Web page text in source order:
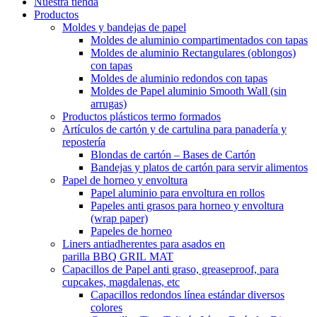
Productos
Moldes y bandejas de papel
Moldes de aluminio compartimentados con tapas
Moldes de aluminio Rectangulares (oblongos)
con tapas
Moldes de aluminio redondos con tapas
Moldes de Papel aluminio Smooth Wall (sin
arrugas)
Productos plásticos termo formados
Artículos de cartón y de cartulina para panadería y
repostería
Blondas de cartón – Bases de Cartón
Bandejas y platos de cartón para servir alimentos
Papel de horneo y envoltura
Papel aluminio para envoltura en rollos
Papeles anti grasos para horneo y envoltura
(wrap paper)
Papeles de horneo
Liners antiadherentes para asados en
parilla BBQ GRIL MAT
Capacillos de Papel anti graso, greaseproof, para
cupcakes, magdalenas, etc
Capacillos redondos línea estándar diversos
colores